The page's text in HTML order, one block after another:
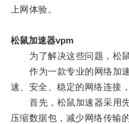
上网体验。
松鼠加速器vpm
为了解决这些问题，松鼠
作为一款专业的网络加速
速、安全、稳定的网络连接
首先，松鼠加速器采用先
压缩数据包，减少网络传输